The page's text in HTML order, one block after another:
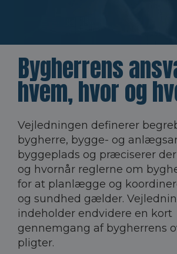
Bygherrens
hvem, hvor og
Vejledningen definerer
bygherre, bygge- og
byggeplads og præciserer
og hvornår reglerne om
for at planlægge og
og sundhed gælder.
indeholder endvidere en kort
gennemgang af bygherrens
pligter.